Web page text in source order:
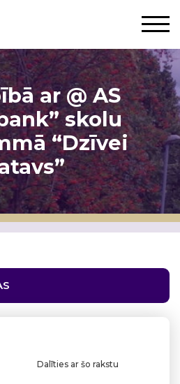
ar @ AS
skolu
“Dzīvei
Dalīties ar šo rakstu